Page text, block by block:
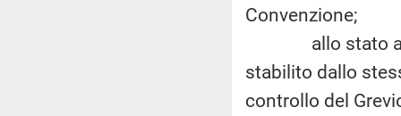
Convenzione;
allo stato
stabilito dallo
controllo del